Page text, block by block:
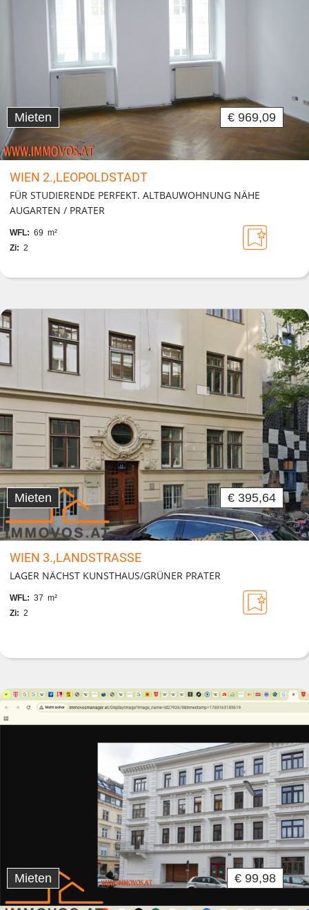
Mieten € 969,09
WIEN 2.,LEOPOLDSTADT
FÜR STUDIERENDE PERFEKT. ALTBAUWOHNUNG NÄHE
AUGARTEN / PRATER
WFL: 69 m²
Zi: 2
Mieten € 395,64
WIEN 3.,LANDSTRASSE
LAGER NÄCHST KUNSTHAUS/GRÜNER PRATER
WFL: 37 m²
Zi: 2
Mieten € 99,98